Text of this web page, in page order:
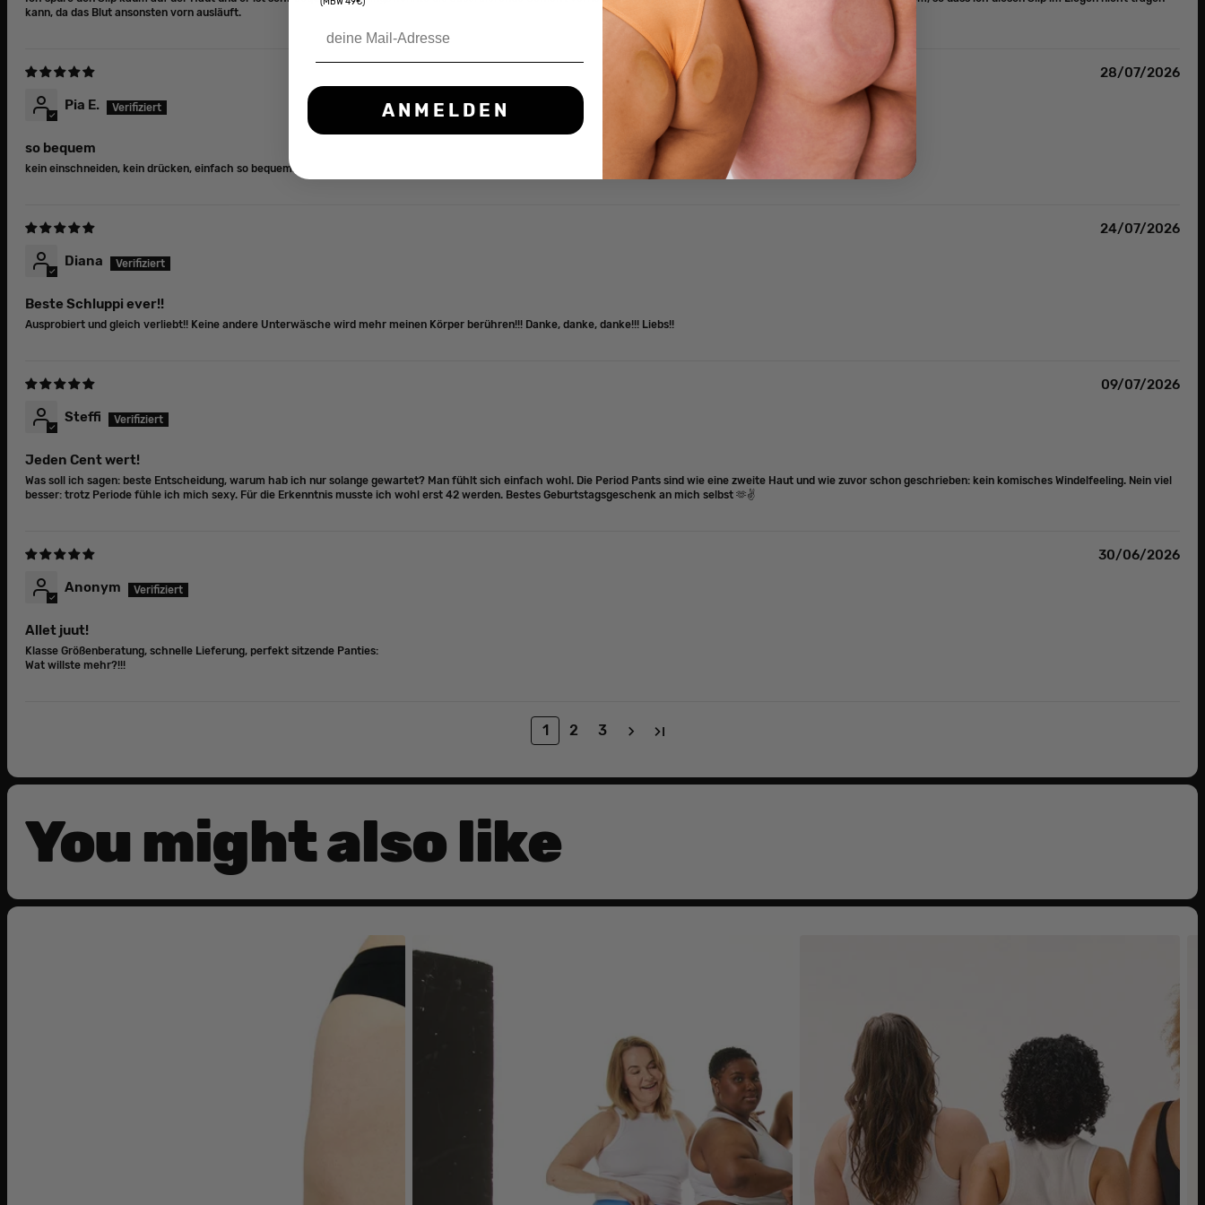
kann, da das Blut ansonsten vorn ausläuft.
28/07/2026
Pia E.
so bequem
kein einschneiden, kein drücken, einfach so bequem.
24/07/2026
Diana
Beste Schluppi ever!!
Ausprobiert und gleich verliebt!! Keine andere Unterwäsche wird mehr meinen Körper berühren!!! Danke, danke, danke!!! Liebs!!
09/07/2026
Steffi
Jeden Cent wert!
Was soll ich sagen: beste Entscheidung, warum hab ich nur solange gewartet? Man fühlt sich einfach wohl. Die Period Pants sind wie eine zweite Haut und wie zuvor schon geschrieben: kein komisches Windelfeeling. Nein viel
besser: trotz Periode fühle ich mich sexy. Für die Erkenntnis musste ich wohl erst 42 werden. Bestes Geburtstagsgeschenk an mich selbst 🫶✌️
30/06/2026
Anonym
Allet juut!
Klasse Größenberatung, schnelle Lieferung, perfekt sitzende Panties:
Wat willste mehr?!!!
1 2 3
You might also like
ANMELDEN